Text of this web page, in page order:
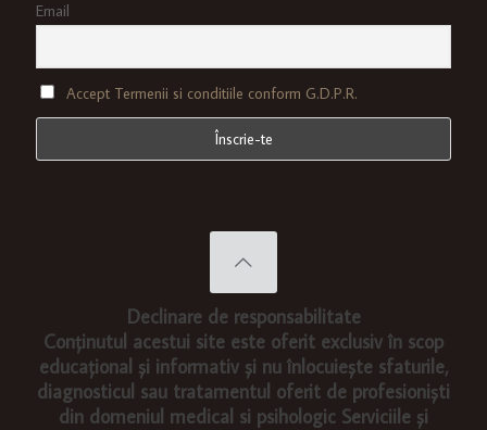
Email
Accept Termenii si conditiile conform G.D.P.R.
Declinare de responsabilitate
Conținutul acestui site este oferit exclusiv în scop
educațional și informativ și nu înlocuiește sfaturile,
diagnosticul sau tratamentul oferit de profesioniști
din domeniul medical si psihologic Serviciile și